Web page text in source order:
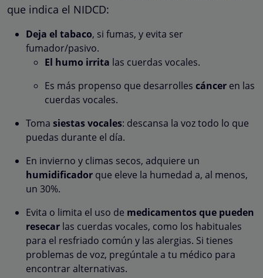
que indica el NIDCD:
Deja el tabaco, si fumas, y evita ser
fumador/pasivo.
El humo irrita las cuerdas vocales.
Es más propenso que desarrolles cáncer en las
cuerdas vocales.
Toma siestas vocales: descansa la voz todo lo que
puedas durante el día.
En invierno y climas secos, adquiere un
humidificador que eleve la humedad a, al menos,
un 30%.
Evita o limita el uso de medicamentos que pueden
resecar las cuerdas vocales, como los habituales
para el resfriado común y las alergias. Si tienes
problemas de voz, pregúntale a tu médico para
encontrar alternativas.